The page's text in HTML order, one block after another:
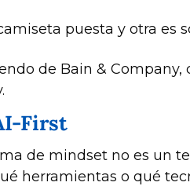
puesta y otra es
de Bain &
First
de mindset no es un
herramientas o qué